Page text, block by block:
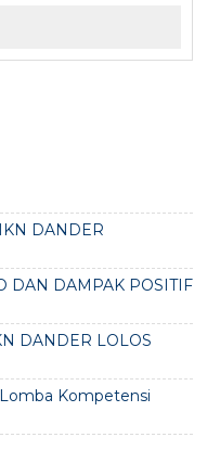
DANDER
DAN DAMPAK POSITIF
DANDER LOLOS
Kompetensi